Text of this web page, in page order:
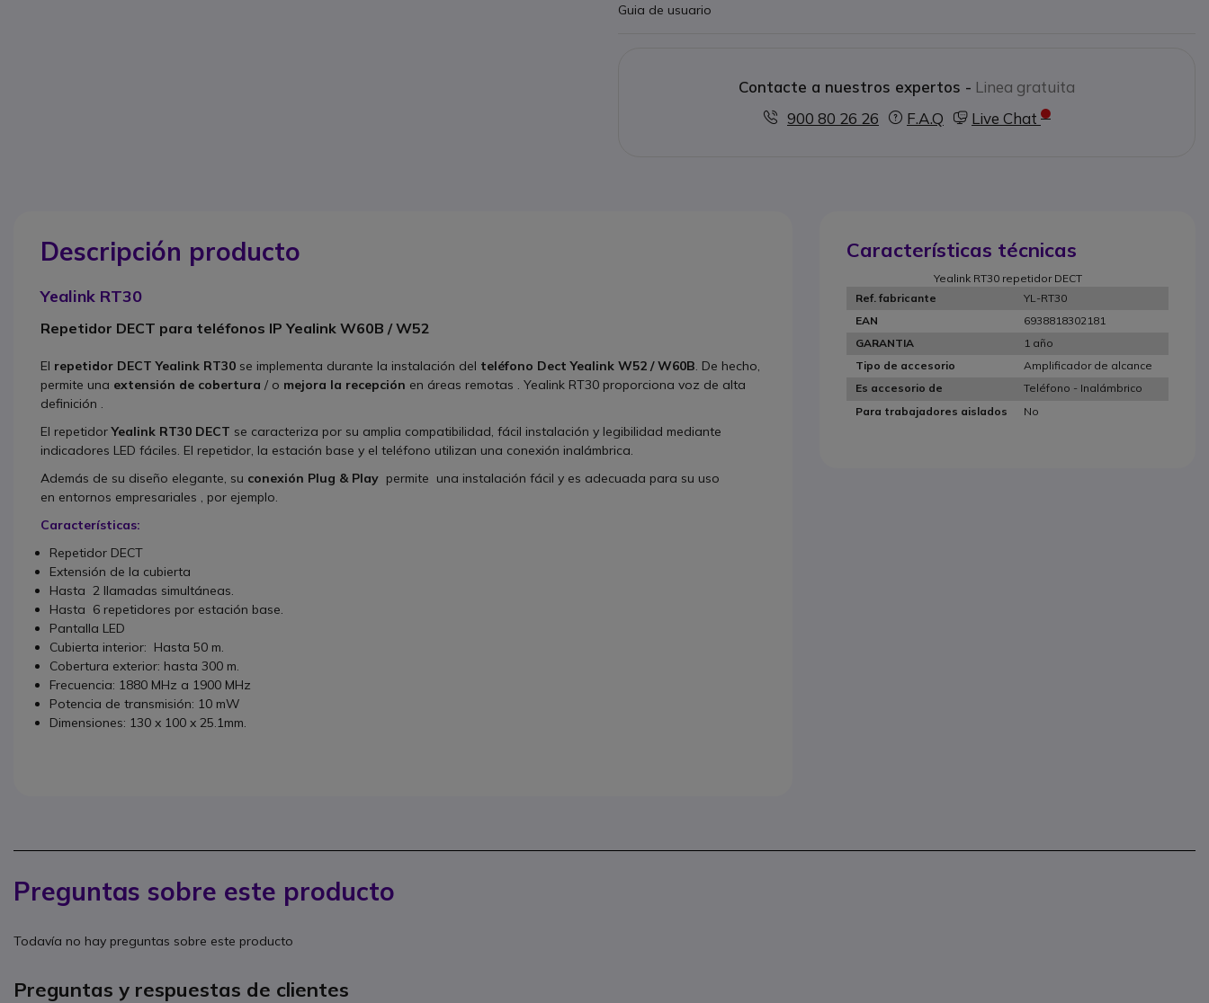
Guia de usuario
Contacte a nuestros expertos - Linea gratuita
900 80 26 26
F.A.Q Live Chat
Descripción producto
Yealink RT30
Repetidor DECT para teléfonos IP Yealink W60B / W52
El repetidor DECT Yealink RT30 se implementa durante la instalación del teléfono Dect Yealink W52 / W60B. De hecho,
permite una extensión de cobertura / o mejora la recepción en áreas remotas . Yealink RT30 proporciona voz de alta
definición .
El repetidorYealink RT30 DECT se caracteriza por su amplia compatibilidad, fácil instalación y legibilidad mediante
indicadores LED fáciles. El repetidor, la estación base y el teléfono utilizan una conexión inalámbrica.
Además de su diseño elegante, su conexión Plug & Play permite una instalación fácil y es adecuada para su uso
en entornos empresariales , por ejemplo.
Características:
Repetidor DECT
Extensión de la cubierta
Hasta 2 llamadas simultáneas.
Hasta 6 repetidores por estación base.
Pantalla LED
Cubierta interior: Hasta 50 m.
Cobertura exterior: hasta 300 m.
Frecuencia: 1880 MHz a 1900 MHz
Potencia de transmisión: 10 mW
Dimensiones: 130 x 100 x 25.1mm.
Características técnicas
Yealink RT30 repetidor DECT
Ref. fabricante
YL-RT30
EAN
6938818302181
GARANTIA
1 año
Tipo de accesorio
Amplificador de alcance
Es accesorio de
Teléfono - Inalámbrico
Para trabajadores aislados
No
Preguntas sobre este producto
Todavía no hay preguntas sobre este producto
Preguntas y respuestas de clientes